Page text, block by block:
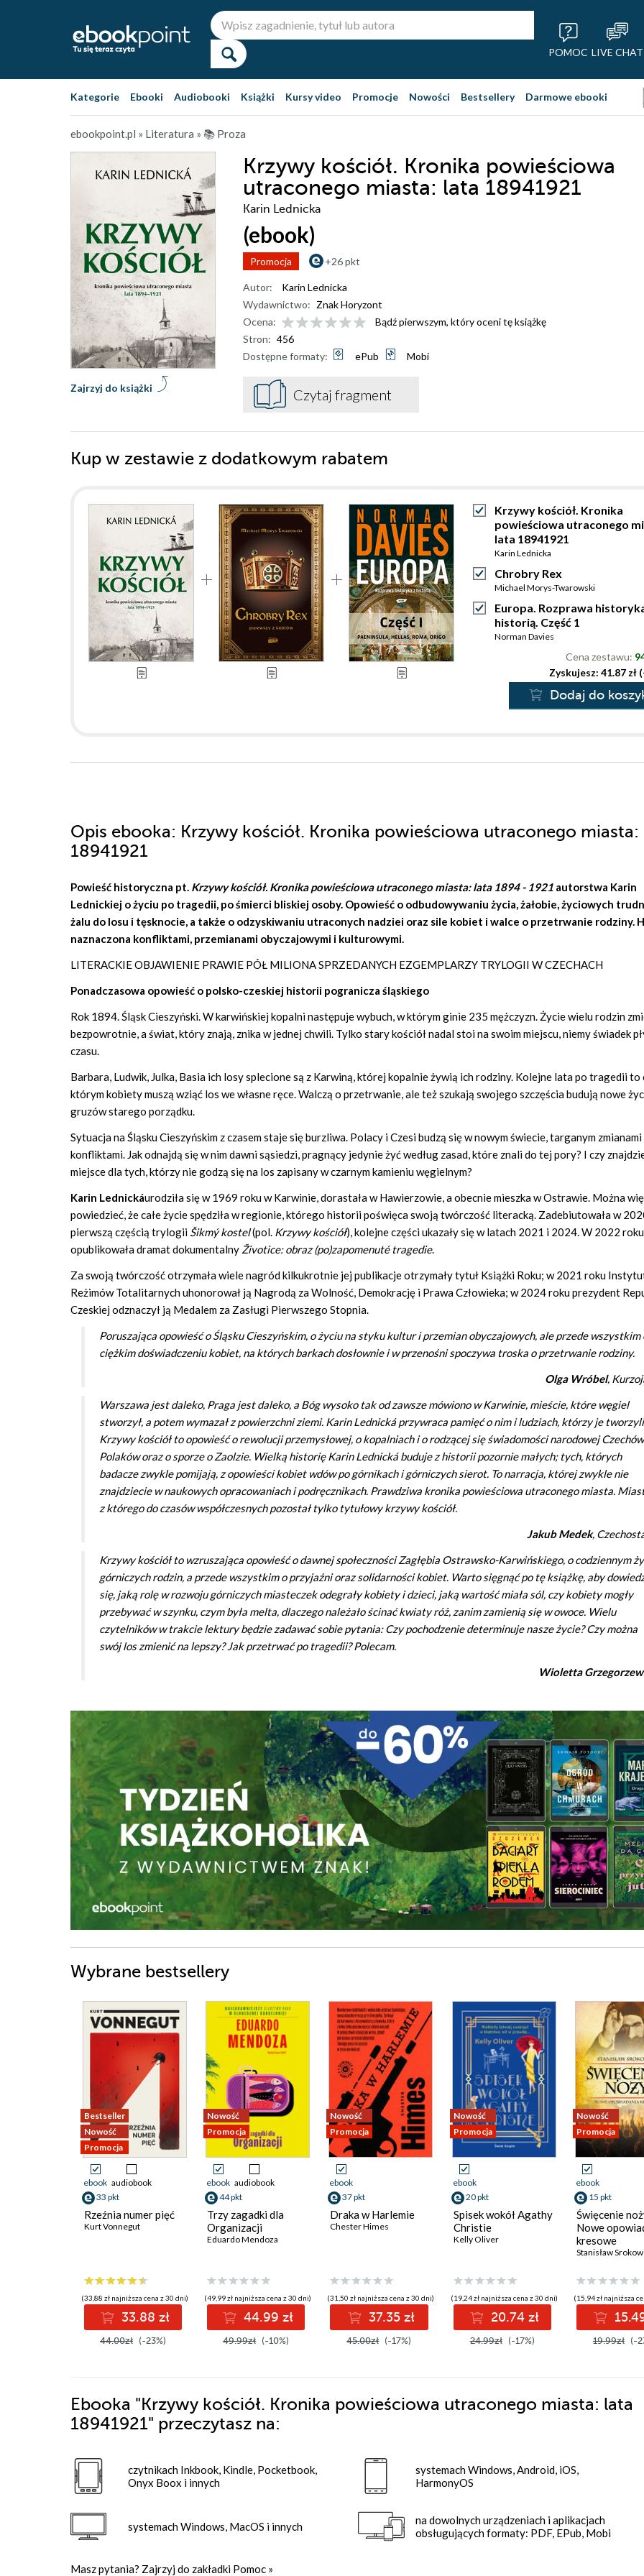
POMOC LIVE CHAT
Kategorie Ebooki Audiobooki Książki Kursy video Promocje Nowości Bestsellery Darmowe ebooki
ebookpoint.pl » Literatura » 📚 Proza
Krzywy kościół. Kronika powieściowa
utraconego miasta: lata 18941921
Karin Lednicka
(ebook)
Promocja +26 pkt
Zajrzyj do książki
Autor:
Karin Lednicka
Wydawnictwo: Znak Horyzont
Ocena:
Bądź pierwszym, który oceni tę książkę
Stron: 456
Dostępne formaty:
ePub Mobi
Czytaj fragment
Kup w zestawie z dodatkowym rabatem
Krzywy kościół. Kronika
powieściowa utraconego
lata 18941921
Karin Lednicka
Chrobry Rex
Michael Morys-Twarowski
Europa. Rozprawa
historią. Część 1
Norman Davies
Cena zestawu:
Zyskujesz: 41.87 zł
Dodaj do
Opis ebooka: Krzywy kościół. Kronika powieściowa utraconego miasta:
18941921
Powieść historyczna pt. Krzywy kościół. Kronika powieściowa utraconego miasta: lata 1894 - 1921 autorstwa Karin
Lednickiej o życiu po tragedii, po śmierci bliskiej osoby. Opowieść o odbudowywaniu życia, żałobie, życiowych
żalu do losu i tęsknocie, a także o odzyskiwaniu utraconych nadziei oraz sile kobiet i walce o przetrwanie rodziny.
naznaczona konfliktami, przemianami obyczajowymi i kulturowymi.
LITERACKIE OBJAWIENIE PRAWIE PÓŁ MILIONA SPRZEDANYCH EZGEMPLARZY TRYLOGII W CZECHACH
Ponadczasowa opowieść o polsko-czeskiej historii pogranicza śląskiego
Rok 1894. Śląsk Cieszyński. W karwińskiej kopalni następuje wybuch, w którym ginie 235 mężczyzn. Życie wielu rodzin
bezpowrotnie, a świat, który znają, znika w jednej chwili. Tylko stary kościół nadal stoi na swoim miejscu, niemy świadek
czasu.
Barbara, Ludwik, Julka, Basia ich losy splecione są z Karwiną, której kopalnie żywią ich rodziny. Kolejne lata po tragedii to
którym kobiety muszą wziąć los we własne ręce. Walczą o przetrwanie, ale też szukają swojego szczęścia budują nowe
gruzów starego porządku.
Sytuacja na Śląsku Cieszyńskim z czasem staje się burzliwa. Polacy i Czesi budzą się w nowym świecie, targanym zmianami
konfliktami. Jak odnajdą się w nim dawni sąsiedzi, pragnący jedynie żyć według zasad, które znali do tej pory? I czy
miejsce dla tych, którzy nie godzą się na los zapisany w czarnym kamieniu węgielnym?
Karin Lednickáurodziła się w 1969 roku w Karwinie, dorastała w Hawierzowie, a obecnie mieszka w Ostrawie. Można
powiedzieć, że całe życie spędziła w regionie, którego historii poświęca swoją twórczość literacką. Zadebiutowała w
pierwszą częścią trylogii Šikmý kostel(pol. Krzywy kościół), kolejne części ukazały się w latach 2021 i 2024. W 2022 roku
opublikowała dramat dokumentalny Životice: obraz (po)zapomenuté tragedie.
Za swoją twórczość otrzymała wiele nagród kilkukrotnie jej publikacje otrzymały tytuł Książki Roku; w 2021 roku
Reżimów Totalitarnych uhonorował ją Nagrodą za Wolność, Demokrację i Prawa Człowieka; w 2024 roku prezydent
Czeskiej odznaczył ją Medalem za Zasługi Pierwszego Stopnia.
Poruszająca opowieść o Śląsku Cieszyńskim, o życiu na styku kultur i przemian obyczajowych, ale przede wszystkim
ciężkim doświadczeniu kobiet, na których barkach dosłownie i w przenośni spoczywa troska o przetrwanie rodziny.
Olga Wróbel,
Warszawa jest daleko, Praga jest daleko, a Bóg wysoko tak od zawsze mówiono w Karwinie, mieście, które węgiel
stworzył, a potem wymazał z powierzchni ziemi. Karin Lednická przywraca pamięć o nim i ludziach, którzy je
Krzywy kościółto opowieść o rewolucji przemysłowej, o kopalniach i o rodzącej się świadomości narodowej
Polaków oraz o sporze o Zaolzie. Wielką historię Karin Lednická buduje z historii pozornie małych; tych, których
badacze zwykle pomijają, z opowieści kobiet wdów po górnikach i górniczych sierot. To narracja, której zwykle nie
znajdziecie w naukowych opracowaniach i podręcznikach. Prawdziwa kronika powieściowa utraconego miasta.
z którego do czasów współczesnych pozostał tylko tytułowy krzywy kościół.
Jakub Medek,
Krzywy kościółto wzruszająca opowieść o dawnej społeczności Zagłębia Ostrawsko-Karwińskiego, o codziennym
górniczych rodzin, a przede wszystkim o przyjaźni oraz solidarności kobiet. Warto sięgnąć po tę książkę, aby
się, jaką rolę w rozwoju górniczych miasteczek odegrały kobiety i dzieci, jaką wartość miała sól, czy kobiety mogły
przebywać w szynku, czym była melta, dlaczego należało ścinać kwiaty róż, zanim zamienią się w owoce. Wielu
czytelników w trakcie lektury będzie zadawać sobie pytania: Czy pochodzenie determinuje nasze życie? Czy można
swój los zmienić na lepszy? Jak przetrwać po tragedii? Polecam.
Wioletta
Wybrane bestsellery
Bestseller
Nowość
Promocja
ebook audiobook
33 pkt
Rzeźnia numer pięć
Kurt Vonnegut
(33,88 zł najniższa cena z 30 dni)
33.88 zł
44.00zł (-23%)
Nowość
Promocja
ebook audiobook
44 pkt
Trzy zagadki dla
Organizacji
Eduardo Mendoza
(49,99 zł najniższa cena z 30 dni)
44.99 zł
49.99zł (-10%)
Nowość
Promocja
ebook
37 pkt
Draka w Harlemie
Chester Himes
(31,50 zł najniższa cena z 30 dni)
37.35 zł
45.00zł (-17%)
Nowość
Promocja
ebook
20 pkt
Spisek wokół Agathy
Christie
Kelly Oliver
(19,24 zł najniższa cena z 30 dni)
20.74 zł
24.99zł (-17%)
Nowość
Promocja
ebook
15 pkt
Święcenie
Nowe
kresowe
Stanisław
(15,94 zł najniższa
19.99zł (-
Ebooka "Krzywy kościół. Kronika powieściowa utraconego miasta: lata
18941921" przeczytasz na:
czytnikach Inkbook, Kindle, Pocketbook,
Onyx Boox i innych
systemach Windows, MacOS i innych
systemach Windows, Android, iOS,
HarmonyOS
na dowolnych urządzeniach i aplikacjach
obsługujących formaty: PDF, EPub, Mobi
Masz pytania? Zajrzyj do zakładki Pomoc »